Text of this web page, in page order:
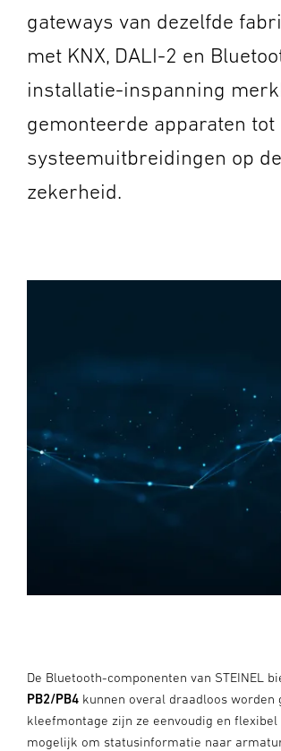
gateways van dezelfde
met KNX, DALI-2 en
installatie-inspanning
gemonteerde apparaten
systeemuitbreidingen op
zekerheid.
De Bluetooth-componenten van STEINEL
PB2/PB4 kunnen overal draadloos
kleefmontage zijn ze eenvoudig en flexibel
mogelijk om statusinformatie naar